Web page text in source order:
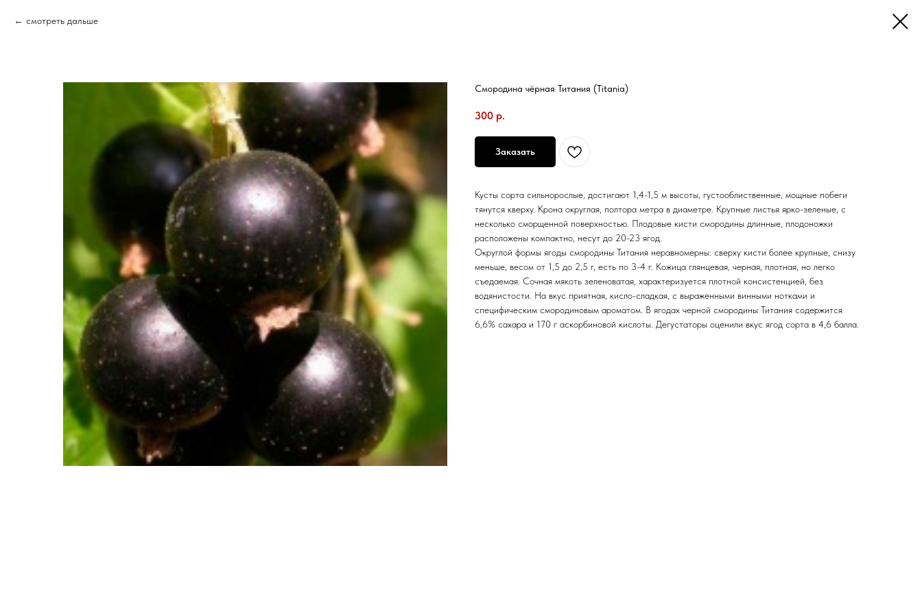
смотреть дальше
Смородина чёрная Титания (Titania)
300 р.
Заказать
Кусты сорта сильнорослые, достигают 1,4-1,5 м высоты, густооблиственные, мощные побеги
тянутся кверху. Крона округлая, полтора метра в диаметре. Крупные листья ярко-зеленые, с
несколько сморщенной поверхностью. Плодовые кисти смородины длинные, плодоножки
расположены компактно, несут до 20-23 ягод.
Округлой формы ягоды смородины Титания неравномерны: сверху кисти более крупные, снизу
меньше, весом от 1,5 до 2,5 г, есть по 3-4 г. Кожица глянцевая, черная, плотная, но легко
съедаемая. Сочная мякоть зеленоватая, характеризуется плотной консистенцией, без
водянистости. На вкус приятная, кисло-сладкая, с выраженными винными нотками и
специфическим смородиновым ароматом. В ягодах черной смородины Титания содержится
6,6% сахара и 170 г аскорбиновой кислоты. Дегустаторы оценили вкус ягод сорта в 4,6 балла.